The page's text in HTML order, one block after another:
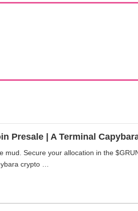
Presale | A Terminal
mud. Secure your allocation in the
crypto …